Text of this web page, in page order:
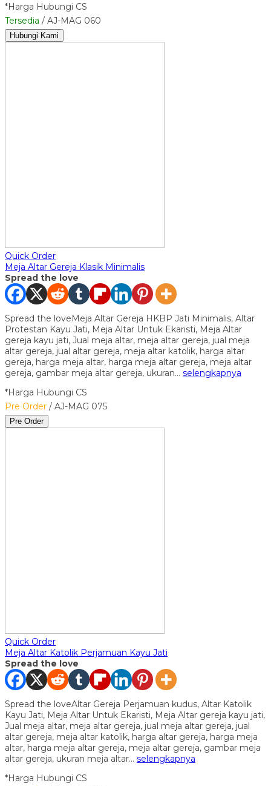
*Harga Hubungi CS
Tersedia / AJ-MAG 060
Hubungi Kami
Quick Order
Meja Altar Gereja Klasik Minimalis
Spread the love
Spread the loveMeja Altar Gereja HKBP Jati Minimalis, Altar
Protestan Kayu Jati, Meja Altar Untuk Ekaristi, Meja Altar
gereja kayu jati, Jual meja altar, meja altar gereja, jual meja
altar gereja, jual altar gereja, meja altar katolik, harga altar
gereja, harga meja altar, harga meja altar gereja, meja altar
gereja, gambar meja altar gereja, ukuran… selengkapnya
*Harga Hubungi CS
Pre Order / AJ-MAG 075
Pre Order
Quick Order
Meja Altar Katolik Perjamuan Kayu Jati
Spread the love
Spread the loveAltar Gereja Perjamuan kudus, Altar Katolik
Kayu Jati, Meja Altar Untuk Ekaristi, Meja Altar gereja kayu jati,
Jual meja altar, meja altar gereja, jual meja altar gereja, jual
altar gereja, meja altar katolik, harga altar gereja, harga meja
altar, harga meja altar gereja, meja altar gereja, gambar meja
altar gereja, ukuran meja altar… selengkapnya
*Harga Hubungi CS